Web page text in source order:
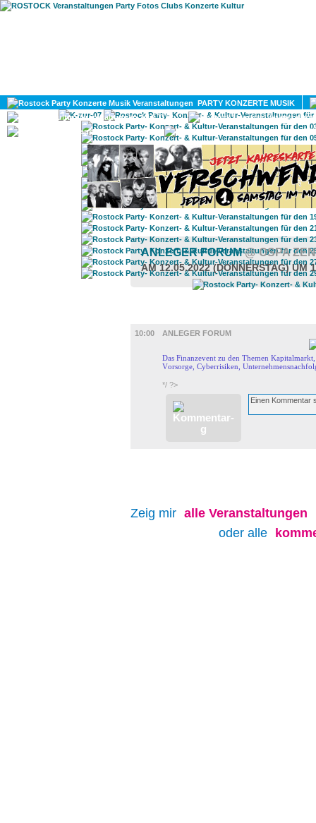
PARTY KONZERTE MUSIK
KULTUR
GAY
ANLEGER FORUM@ OSPA
AM 12.05.2022 (DONNERSTAG) UM
10:00
ANLEGER FORUM
Das Finanzevent zu den Themen
Vorsorge, Cyberrisiken,
*/ ?>
Zeig mir alle Veranstaltungen
oder alle